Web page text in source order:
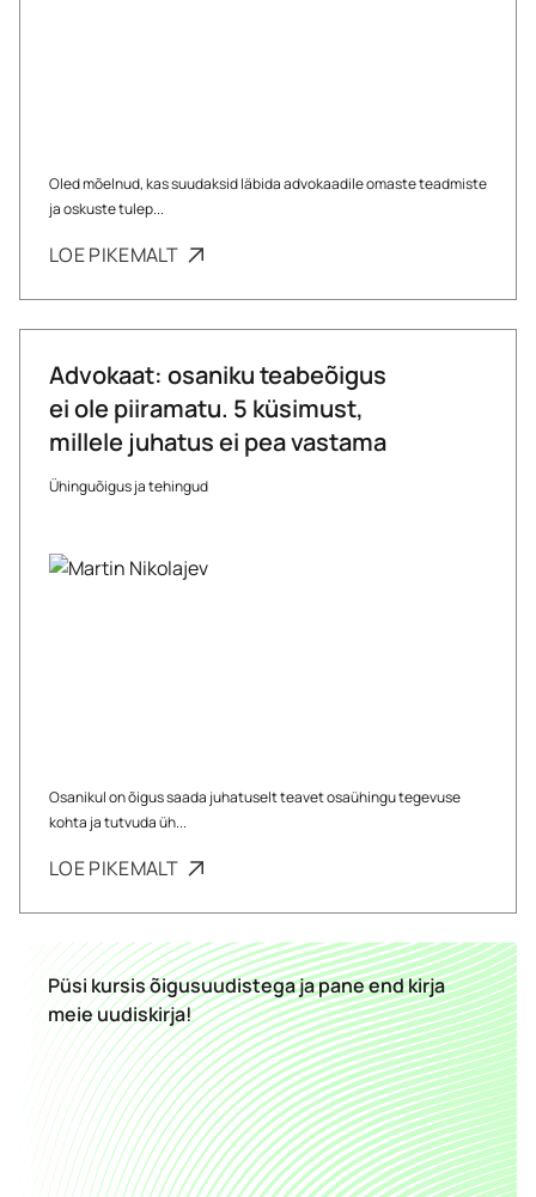
Oled mõelnud, kas suudaksid läbida advokaadile omaste teadmiste
ja oskuste tulep...
LOE PIKEMALT
Advokaat: osaniku teabeõigus
ei ole piiramatu. 5 küsimust,
millele juhatus ei pea vastama
Ühinguõigus ja tehingud
Osanikul on õigus saada juhatuselt teavet osaühingu tegevuse
kohta ja tutvuda üh...
LOE PIKEMALT
Püsi kursis õigusuudistega ja pane end kirja
meie uudiskirja!